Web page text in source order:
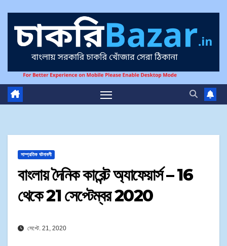
সাম্প্রতিক ঘটনাবলী
বাংলায় দৈনিক কারেন্ট অ্যাফেয়ার্স – 16
থেকে 21 সেপ্টেম্বর 2020
সেপ্টে. 21, 2020